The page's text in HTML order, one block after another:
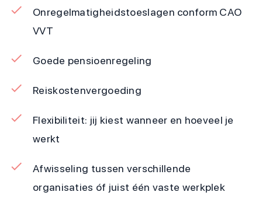
Onregelmatigheidstoeslagen conform CAO
VVT
Goede pensioenregeling
Reiskostenvergoeding
Flexibiliteit: jij kiest wanneer en hoeveel je
werkt
Afwisseling tussen verschillende
organisaties óf juist één vaste werkplek